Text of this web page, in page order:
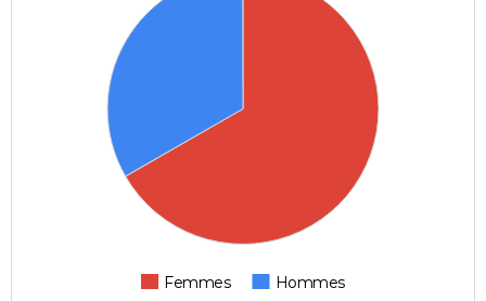
Femmes Hommes